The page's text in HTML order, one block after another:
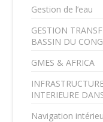
Gestion de l’eau
GESTION
BASSIN DU
GMES & AFRICA
INTERIEURE
Navigation